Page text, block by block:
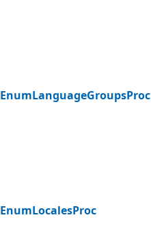
EnumLanguageGroupsProc
EnumLocalesProc